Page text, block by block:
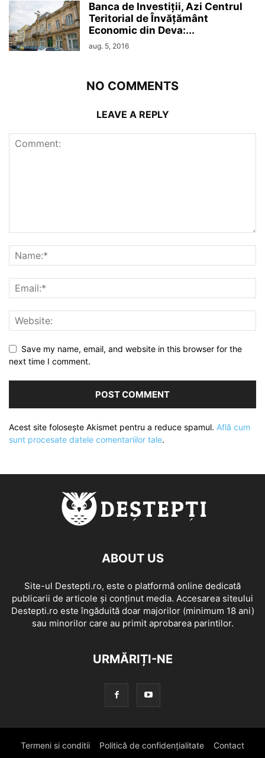
Banca de Investiții, Azi Centrul
Teritorial de Învățământ
Economic din Deva:...
aug. 5, 2016
NO COMMENTS
LEAVE A REPLY
Save my name, email, and website in this browser for the
next time I comment.
Acest site folosește Akismet pentru a reduce spamul. Află cum
sunt procesate datele comentariilor tale.
ABOUT US
Site-ul Destepti.ro, este o platformă online dedicată
publicarii de articole și conținut media. Accesarea siteului
Destepti.ro este îngăduită doar majorilor (minimum 18 ani)
sau minorilor care au primit aprobarea parintilor.
URMĂRIȚI-NE
Termeni si conditii Politică de confidențialitate Contact